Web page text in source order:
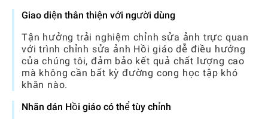
Giao diện thân thiện với người dùng
Tận hưởng trải nghiệm chỉnh sửa ảnh trực quan
với trình chỉnh sửa ảnh Hồi giáo dễ điều hướng
của chúng tôi, đảm bảo kết quả chất lượng cao
mà không cần bất kỳ đường cong học tập khó
khăn nào.
Nhãn dán Hồi giáo có thể tùy chỉnh